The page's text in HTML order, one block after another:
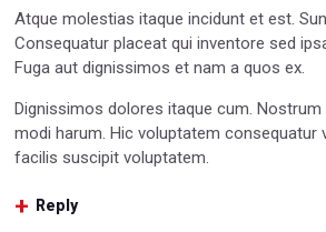
Atque molestias itaque incidunt et est.
Consequatur placeat qui inventore sed
Fuga aut dignissimos et nam a quos ex.
Dignissimos dolores itaque cum.
modi harum. Hic voluptatem consequatur
facilis suscipit voluptatem.
Reply